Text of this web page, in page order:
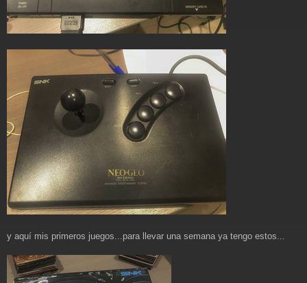
y aquí mis primeros juegos...para llevar una semana ya tengo estos...